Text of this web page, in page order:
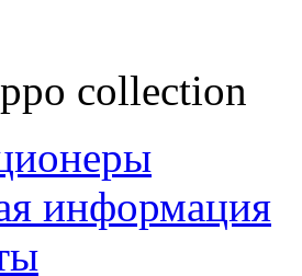
collection
информация